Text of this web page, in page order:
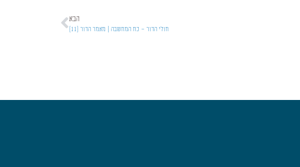
הבא
חולי הדור – כח המחשבה | מאמר הדור [11]